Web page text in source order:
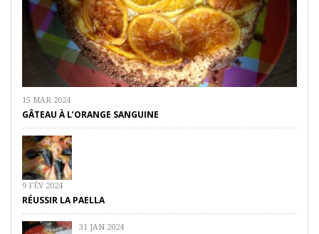
15 MAR 2024
GÂTEAU À L’ORANGE SANGUINE
9 FÉV 2024
RÉUSSIR LA PAELLA
31 JAN 2024